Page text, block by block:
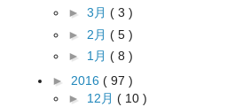
► 3月 ( 3 )
► 2月 ( 5 )
► 1月 ( 8 )
► 2016 ( 97 )
► 12月 ( 10 )